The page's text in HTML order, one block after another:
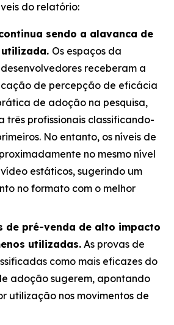
do relatório:
sendo a alavanca de
Os espaços da
receberam a
de percepção de eficácia
de adoção na pesquisa,
três profissionais classificando-
No entanto, os níveis de
no mesmo nível
estáticos, sugerindo um
no formato com o melhor
de pré-venda de alto impacto
utilizadas. As provas de
como mais eficazes do
adoção sugerem, apontando
utilização nos movimentos de